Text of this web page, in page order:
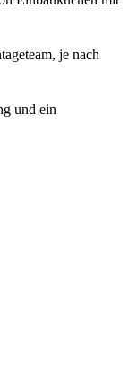
je nach
und ein